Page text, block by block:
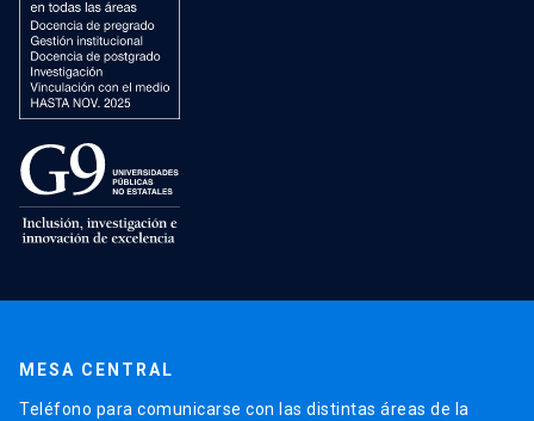
MESA CENTRAL
Teléfono para comunicarse con las distintas áreas de la